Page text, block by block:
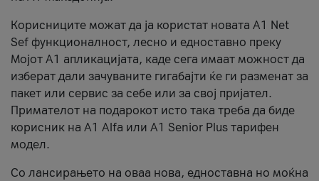
Корисниците можат да ја користат новата А1 Net
Sef функционалност, лесно и едноставно преку
Мојот А1 апликацијата, каде сега имаат можност да
изберат дали зачуваните гигабајти ќе ги разменат за
пакет или сервис за себе или за свој пријател.
Примателот на подарокот исто така треба да биде
корисник на А1 Alfa или A1 Senior Plus тарифен
модел.
Со лансирањето на оваа нова, едноставна но моќна